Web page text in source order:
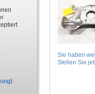
Sie haben
Stellen Sie